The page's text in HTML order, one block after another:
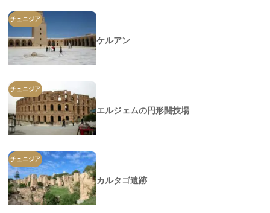
チュニジア
ケルアン
チュニジア
エルジェムの円形闘技場
チュニジア
カルタゴ遺跡